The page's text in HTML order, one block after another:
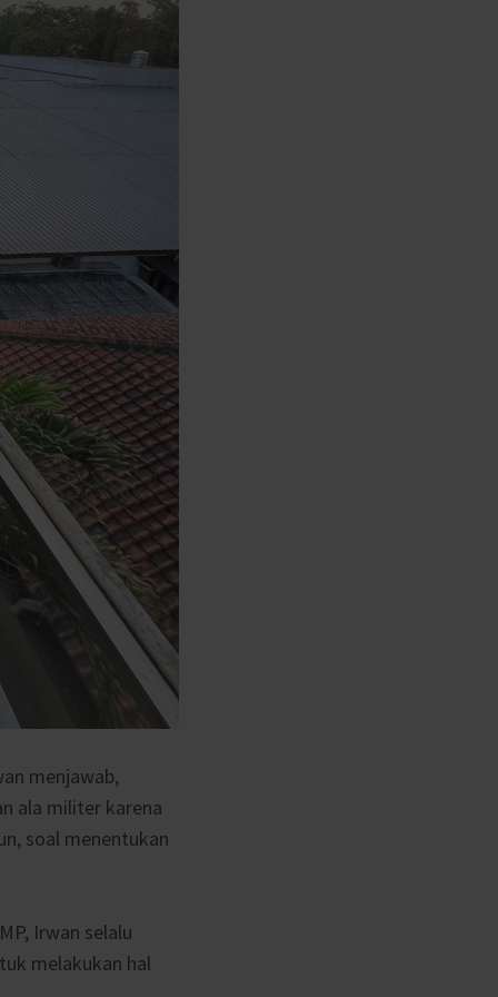
menjawab,
ala militer karena
soal menentukan
Irwan selalu
melakukan hal